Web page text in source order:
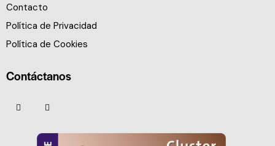
Contacto
Política de Privacidad
Política de Cookies
Contáctanos